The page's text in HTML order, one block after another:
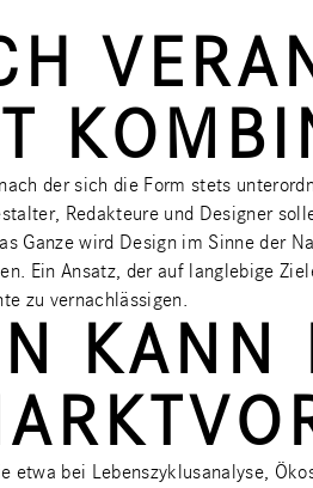
der sich die Form stets
Redakteure und Designer
Ganze wird Design im Sinne der
Ein Ansatz, der auf langlebige
zu vernachlässigen.
KANN
bei Lebenszyklusanalyse,